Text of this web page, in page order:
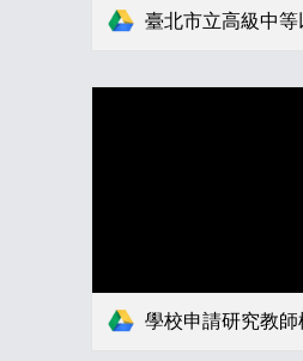
臺北市立高級中等以下學校教學輔導教師及研究教師作業要
學校申請研究教